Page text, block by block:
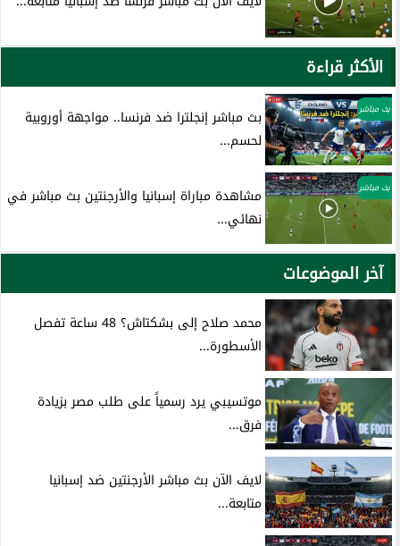
الأكثر قراءة
بث مباشر
بث مباشر إنجلترا ضد فرنسا.. مواجهة أوروبية
لحسم...
بث مباشر
مشاهدة مباراة إسبانيا والأرجنتين بث مباشر في
نهائي...
آخر الموضوعات
محمد صلاح إلى بشكتاش؟ 48 ساعة تفصل
الأسطورة...
موتسيبي يرد رسمياً على طلب مصر بزيادة
فرق...
لايف الآن بث مباشر الأرجنتين ضد إسبانيا
متابعة...